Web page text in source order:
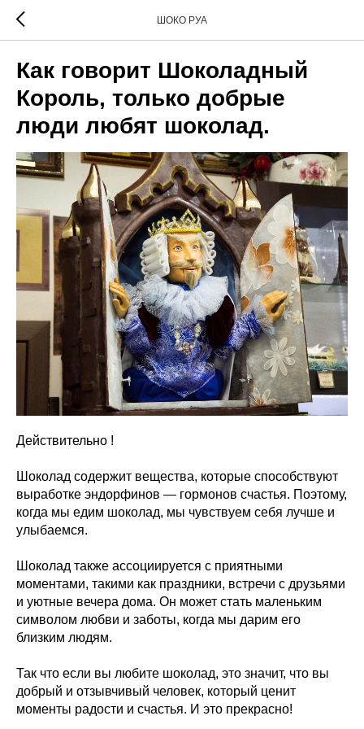
ШОКО РУА
Как говорит Шоколадный
Король, только добрые
люди любят шоколад.
Действительно !
Шоколад содержит вещества, которые способствуют
выработке эндорфинов — гормонов счастья. Поэтому,
когда мы едим шоколад, мы чувствуем себя лучше и
улыбаемся.
Шоколад также ассоциируется с приятными
моментами, такими как праздники, встречи с друзьями
и уютные вечера дома. Он может стать маленьким
символом любви и заботы, когда мы дарим его
близким людям.
Так что если вы любите шоколад, это значит, что вы
добрый и отзывчивый человек, который ценит
моменты радости и счастья. И это прекрасно!